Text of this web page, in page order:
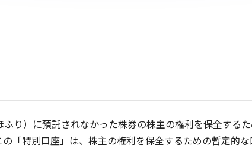
り）に預託されなかった株券の株主の権利を保全する
「特別口座」は、株主の権利を保全するための暫定的な